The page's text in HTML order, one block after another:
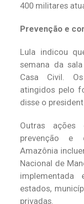
400 militares
Prevenção e
Lula indicou
semana da
Casa Civil.
atingidos pelo
disse o
Outras
prevenção e
Amazônia
Nacional de
implementada
estados,
privadas.